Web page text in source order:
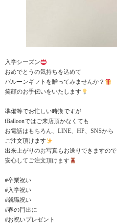
入学シーズン
おめでとうの気持ちを込めて
バルーンギフトを贈ってみませんか？
笑顔のお手伝いをいたします
準備等でお忙しい時期ですが
iBalloonではご来店頂かなくても
お電話はもちろん、LINE、HP、SNSから
ご注文頂けます
出来上がりのお写真もお送りできますので
安心してご注文頂けます
#卒業祝い
#入学祝い
#就職祝い
#春の門出に
#お祝いプレゼント